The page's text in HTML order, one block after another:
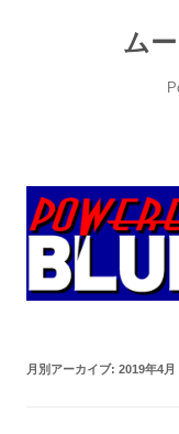
ム
月別アーカイブ: 2019年4月